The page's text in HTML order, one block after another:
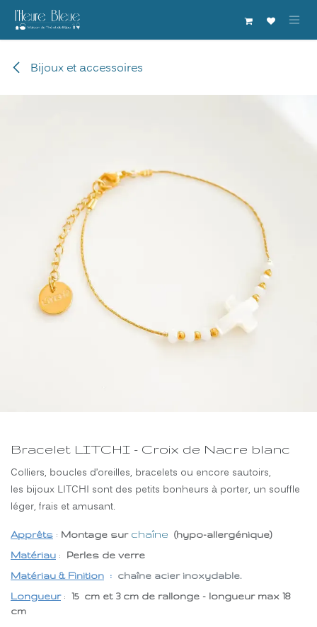
Se rendre au contenu
Bijoux et accessoires
Bracelet LITCHI - Croix de Nacre blanc
Colliers, boucles d’oreilles, bracelets ou encore sautoirs,
les bijoux LITCHI sont des petits bonheurs à porter, un souffle
léger, frais et amusant.
Apprêts : Montage sur chaîne (hypo-allergénique)
Matériau : Perles de verre
Matériau & Finition : chaîne acier inoxydable.
Longueur: 15 cm et 3 cm de rallonge - longueur max 18
cm